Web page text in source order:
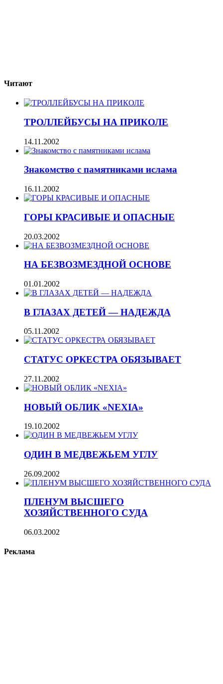
Читают
ТРОЛЛЕЙБУСЫ НА ПРИКОЛЕ
14.11.2002
Знакомство с памятниками ислама
16.11.2002
ГОРЫ КРАСИВЫЕ И ОПАСНЫЕ
20.03.2002
НА БЕЗВОЗМЕЗДНОЙ ОСНОВЕ
01.01.2002
В ГЛАЗАХ ДЕТЕЙ — НАДЕЖДА
05.11.2002
СТАТУС ОРКЕСТРА ОБЯЗЫВАЕТ
27.11.2002
НОВЫЙ ОБЛИК «NEXIA»
19.10.2002
ОДИН В МЕДВЕЖЬЕМ УГЛУ
26.09.2002
ПЛЕНУМ ВЫСШЕГО
ХОЗЯЙСТВЕННОГО СУДА
06.03.2002
Реклама